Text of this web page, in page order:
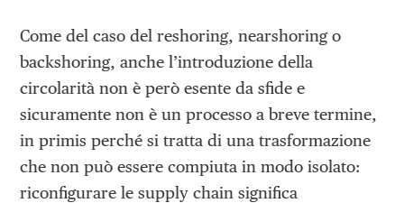
Come del caso del reshoring, nearshoring o
backshoring, anche l’introduzione della
circolarità non è però esente da sfide e
sicuramente non è un processo a breve termine,
in primis perché si tratta di una trasformazione
che non può essere compiuta in modo isolato:
riconfigurare le supply chain significa